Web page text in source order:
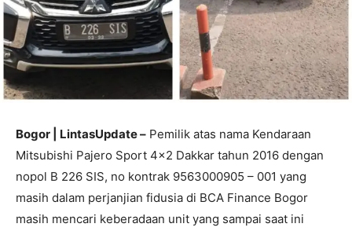
Bogor | LintasUpdate – Pemilik atas nama Kendaraan
Mitsubishi Pajero Sport 4×2 Dakkar tahun 2016 dengan
nopol B 226 SIS, no kontrak 9563000905 – 001 yang
masih dalam perjanjian fidusia di BCA Finance Bogor
masih mencari keberadaan unit yang sampai saat ini